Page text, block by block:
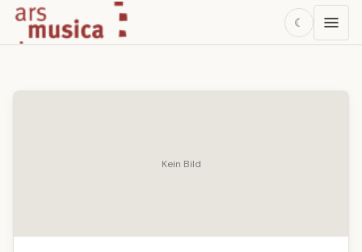
☾
Kein Bild